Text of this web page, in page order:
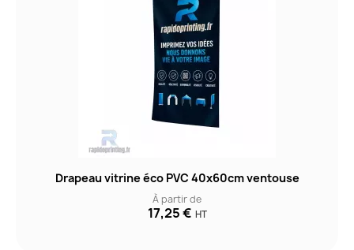
Drapeau vitrine éco PVC 40x60cm ventouse
À partir de
17,25 € HT